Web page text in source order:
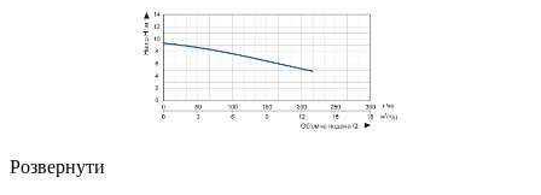
Розвернути